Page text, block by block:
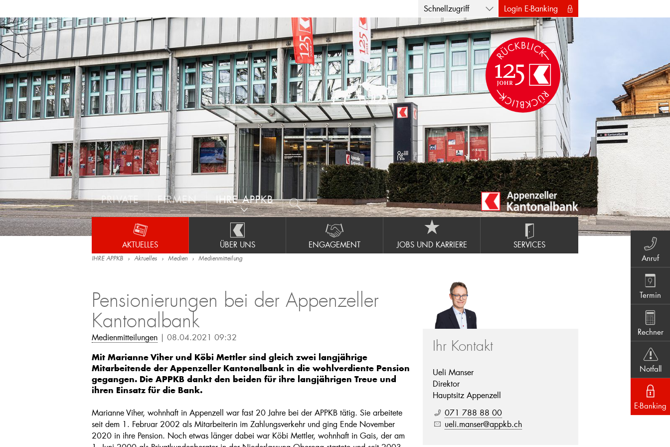
Schnellzugriff Login E-Banking
PRIVATE FIRMEN IHRE APPKB
AKTUELLES ÜBER UNS ENGAGEMENT JOBS UND KARRIERE SERVICES
IHRE APPKB Aktuelles Medien Medienmitteilung
Pensionierungen bei der Appenzeller
Kantonalbank
Medienmitteilungen | 08.04.2021 09:32
Mit Marianne Viher und Köbi Mettler sind gleich zwei langjährige
Mitarbeitende der Appenzeller Kantonalbank in die wohlverdiente Pension
gegangen. Die APPKB dankt den beiden für ihre langjährigen Treue und
ihren Einsatz für die Bank.
Marianne Viher, wohnhaft in Appenzell war fast 20 Jahre bei der APPKB tätig. Sie arbeitete
seit dem 1. Februar 2002 als Mitarbeiterin im Zahlungsverkehr und ging Ende November
2020 in ihre Pension. Noch etwas länger dabei war Köbi Mettler, wohnhaft in Gais, der am
Ihr Kontakt
Ueli Manser
Direktor
Hauptsitz Appenzell
071 788 88 00
ueli.manser@appkb.ch
Anruf
Termin
Rechner
Notfall
E-Banking